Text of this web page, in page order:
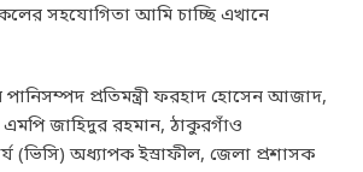
সহযোগিতা আমি চাচ্ছি এখানে
প্রতিমন্ত্রী ফরহাদ হোসেন আজাদ,
জাহিদুর রহমান, ঠাকুরগাঁও
(ভিসি) অধ্যাপক ইস্রাফীল, জেলা প্রশাসক